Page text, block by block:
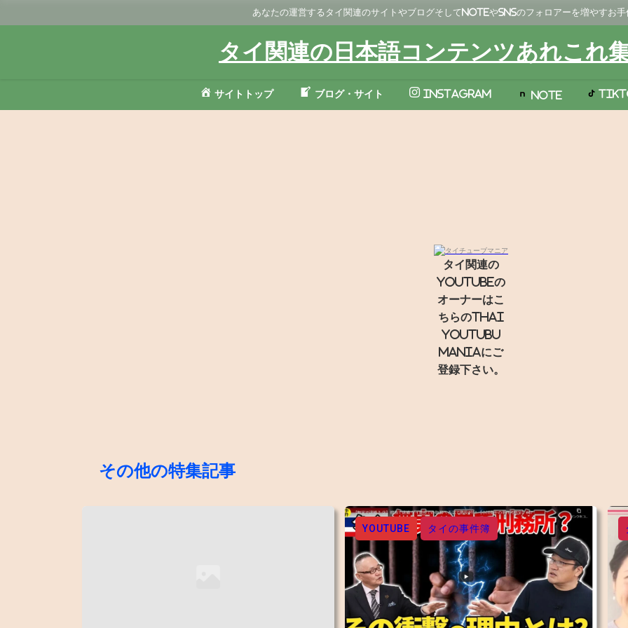
あなたの運営するタイ関連のサイトやブログそしてNoteやSNSのフォロアーを増やすお手
タイ関連の日本語コンテンツあれこれ
サイトトップ ブログ・サイト Instagram Note
タイ関連の
YouTubeの
オーナーはこ
ちらのThai
YouTubu
Maniaにご
登録下さい。
その他の特集記事
YOUTUBE タイの事件簿